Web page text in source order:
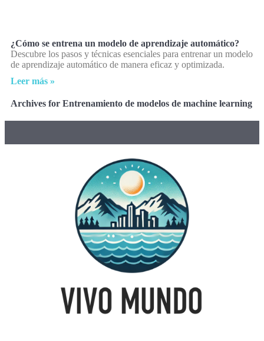
¿Cómo se entrena un modelo de aprendizaje automático?
Descubre los pasos y técnicas esenciales para entrenar un modelo
de aprendizaje automático de manera eficaz y optimizada.
Leer más »
Archives for Entrenamiento de modelos de machine learning